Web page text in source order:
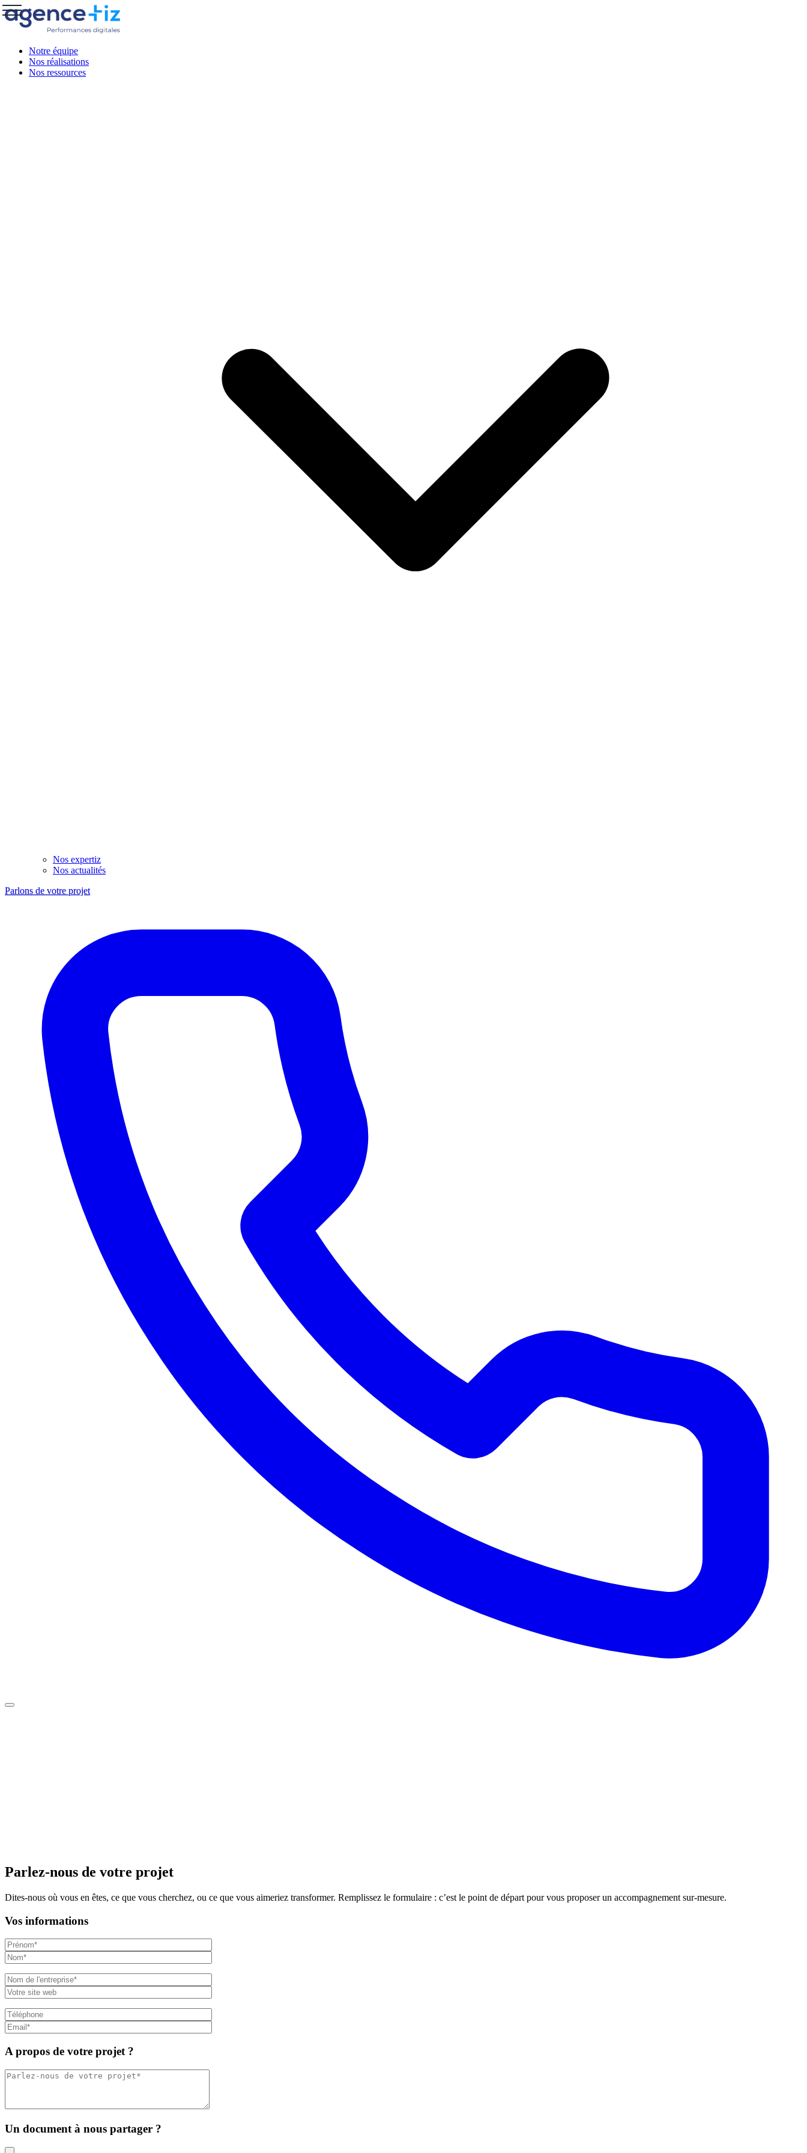
Notre équipe
Nos réalisations
Nos ressources
Nos expertiz
Nos actualités
Parlons de votre projet
Parlez-nous de votre projet
Dites-nous où vous en êtes, ce que vous cherchez, ou ce que vous aimeriez transformer. Remplissez le formulaire : c’est le point de départ pour vous proposer un accompagnement sur-mesure.
Vos informations
A propos de votre projet ?
Un document à nous partager ?